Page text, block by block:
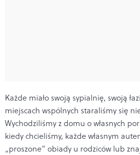
Każde miało swoją sypialnię, swoją
miejscach wspólnych staraliśmy się
Wychodziliśmy z domu o własnych
kiedy chcieliśmy, każde własnym
„proszone” obiady u rodziców lub